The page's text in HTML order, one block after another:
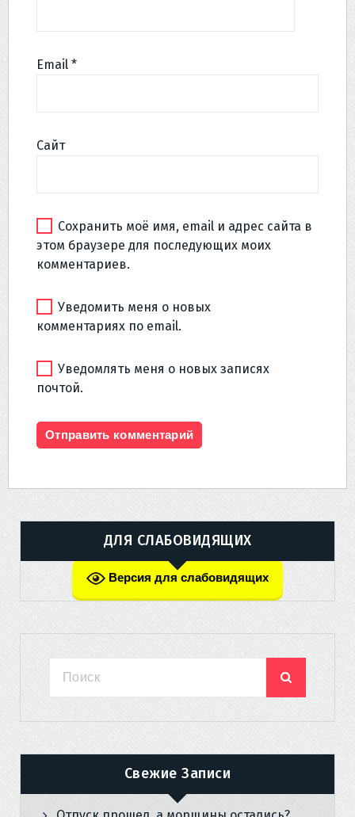
Email *
Сайт
Сохранить моё имя, email и адрес сайта в
этом браузере для последующих моих
комментариев.
Уведомить меня о новых
комментариях по email.
Уведомлять меня о новых записях
почтой.
ДЛЯ СЛАБОВИДЯЩИХ
Версия для слабовидящих
Свежие Записи